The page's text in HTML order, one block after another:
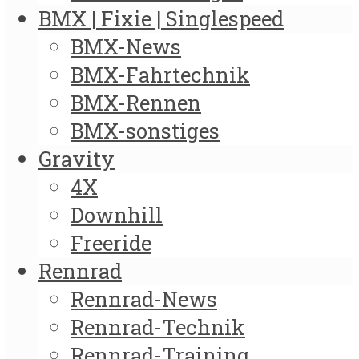
BMX | Fixie | Singlespeed
BMX-News
BMX-Fahrtechnik
BMX-Rennen
BMX-sonstiges
Gravity
4X
Downhill
Freeride
Rennrad
Rennrad-News
Rennrad-Technik